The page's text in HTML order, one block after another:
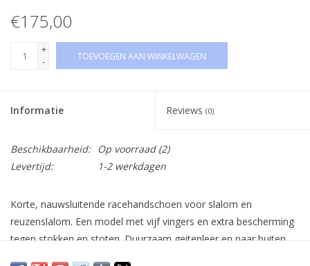
€175,00
+
-
TOEVOEGEN AAN WINKELWAGEN
Informatie Reviews (0)
Beschikbaarheid: Op voorraad(2)
Levertijd:
1-2 werkdagen
Korte, nauwsluitende racehandschoen voor slalom en
reuzenslalom. Een model met vijf vingers en extra bescherming
tegen stokken en stoten. Duurzaam geitenleer en naar buiten